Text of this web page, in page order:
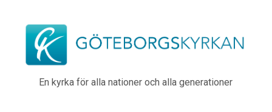
En kyrka för alla nationer och alla generationer